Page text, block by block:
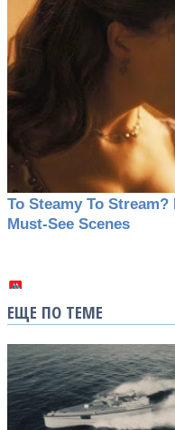
ЕЩЕ ПО ТЕМЕ